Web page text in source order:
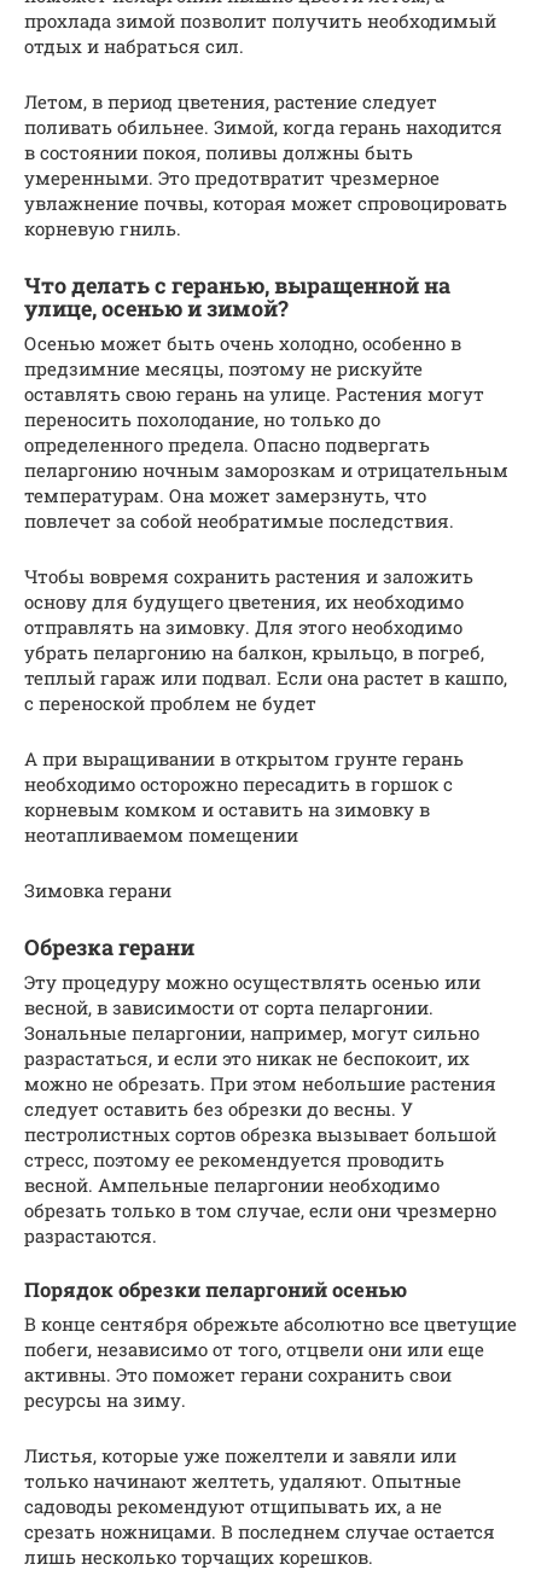
прохлада зимой позволит получить необходимый
отдых и набраться сил.
Летом, в период цветения, растение следует
поливать обильнее. Зимой, когда герань находится
в состоянии покоя, поливы должны быть
умеренными. Это предотвратит чрезмерное
увлажнение почвы, которая может спровоцировать
корневую гниль.
Что делать с геранью, выращенной на
улице, осенью и зимой?
Осенью может быть очень холодно, особенно в
предзимние месяцы, поэтому не рискуйте
оставлять свою герань на улице. Растения могут
переносить похолодание, но только до
определенного предела. Опасно подвергать
пеларгонию ночным заморозкам и отрицательным
температурам. Она может замерзнуть, что
повлечет за собой необратимые последствия.
Чтобы вовремя сохранить растения и заложить
основу для будущего цветения, их необходимо
отправлять на зимовку. Для этого необходимо
убрать пеларгонию на балкон, крыльцо, в погреб,
теплый гараж или подвал. Если она растет в кашпо,
с переноской проблем не будет
А при выращивании в открытом грунте герань
необходимо осторожно пересадить в горшок с
корневым комком и оставить на зимовку в
неотапливаемом помещении
Зимовка герани
Обрезка герани
Эту процедуру можно осуществлять осенью или
весной, в зависимости от сорта пеларгонии.
Зональные пеларгонии, например, могут сильно
разрастаться, и если это никак не беспокоит, их
можно не обрезать. При этом небольшие растения
следует оставить без обрезки до весны. У
пестролистных сортов обрезка вызывает большой
стресс, поэтому ее рекомендуется проводить
весной. Ампельные пеларгонии необходимо
обрезать только в том случае, если они чрезмерно
разрастаются.
Порядок обрезки пеларгоний осенью
В конце сентября обрежьте абсолютно все цветущие
побеги, независимо от того, отцвели они или еще
активны. Это поможет герани сохранить свои
ресурсы на зиму.
Листья, которые уже пожелтели и завяли или
только начинают желтеть, удаляют. Опытные
садоводы рекомендуют отщипывать их, а не
срезать ножницами. В последнем случае остается
лишь несколько торчащих корешков.